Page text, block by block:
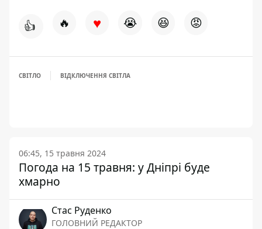
👍 🔥 ♥ 😭 😆 😡
СВІТЛО ВІДКЛЮЧЕННЯ СВІТЛА
06:45, 15 травня 2024
Погода на 15 травня: у Дніпрі буде
хмарно
Стас Руденко
ГОЛОВНИЙ РЕДАКТОР